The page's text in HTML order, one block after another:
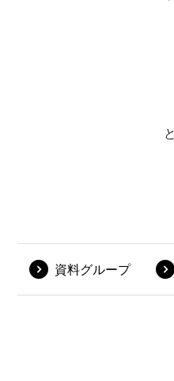
資料グループ